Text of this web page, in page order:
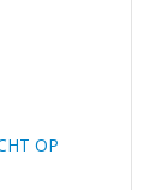
OP